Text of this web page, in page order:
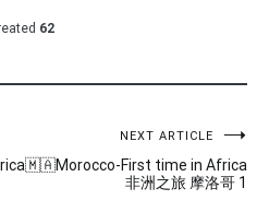
62
NEXT ARTICLE
🇲🇦Morocco-First time in Africa
非洲之旅 摩洛哥 1